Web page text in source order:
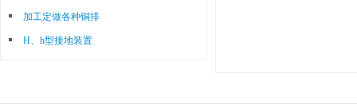
加工定做各种铜排
H、h型接地装置